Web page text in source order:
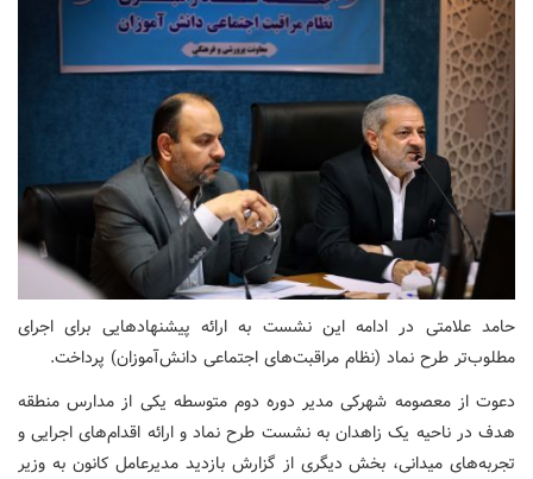
حامد علامتی در ادامه این نشست به ارائه پیشنهادهایی برای اجرای
مطلوب‌تر طرح نماد (نظام مراقبت‌های اجتماعی دانش‌آموزان) پرداخت.
دعوت از معصومه شهرکی مدیر دوره دوم متوسطه یکی از مدارس منطقه
هدف در ناحیه یک زاهدان به نشست طرح نماد و ارائه اقدام‌های اجرایی و
تجربه‌های میدانی، بخش دیگری از گزارش بازدید مدیرعامل کانون به وزیر